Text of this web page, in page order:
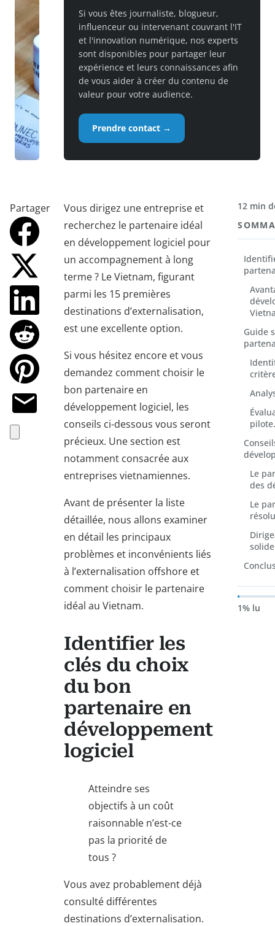
Si vous êtes journaliste, blogueur,
influenceur ou intervenant couvrant l'IT
et l'innovation numérique, nos experts
sont disponibles pour partager leur
expérience et leurs connaissances afin
de vous aider à créer du contenu de
valeur pour votre audience.
Prendre contact →
Partager
Vous dirigez une entreprise et
recherchez le partenaire idéal
en développement logiciel pour
un accompagnement à long
terme ? Le Vietnam, figurant
parmi les 15 premières
destinations d’externalisation,
est une excellente option.
Si vous hésitez encore et vous
demandez comment choisir le
bon partenaire en
développement logiciel, les
conseils ci-dessous vous seront
précieux. Une section est
notamment consacrée aux
entreprises vietnamiennes.
Avant de présenter la liste
détaillée, nous allons examiner
en détail les principaux
problèmes et inconvénients liés
à l’externalisation offshore et
comment choisir le partenaire
idéal au Vietnam.
Identifier les
clés du choix
du bon
partenaire en
développement
logiciel
Atteindre ses
objectifs à un coût
raisonnable n’est-ce
pas la priorité de
tous ?
Vous avez probablement déjà
consulté différentes
destinations d’externalisation.
12 min
Guide
Le
des
Le
1% lu